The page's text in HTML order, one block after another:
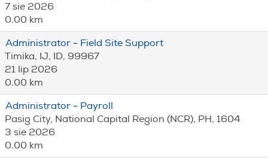
7 sie 2026
0.00 km
Administrator - Field Site Support
Timika, IJ, ID, 99967
21 lip 2026
0.00 km
Administrator - Payroll
Pasig City, National Capital Region (NCR), PH, 1604
3 sie 2026
0.00 km